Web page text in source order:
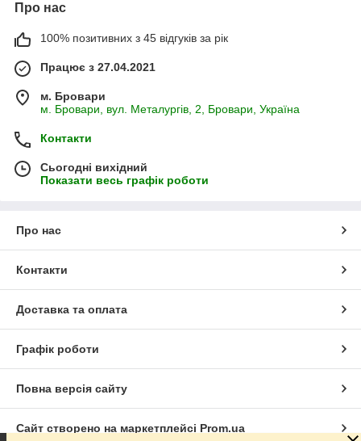
Про нас
100% позитивних з 45 відгуків за рік
Працює з 27.04.2021
м. Бровари
м. Бровари, вул. Металургів, 2, Бровари, Україна
Контакти
Сьогодні вихідний
Показати весь графік роботи
Про нас
Контакти
Доставка та оплата
Графік роботи
Повна версія сайту
Сайт створено на маркетплейсі Prom.ua